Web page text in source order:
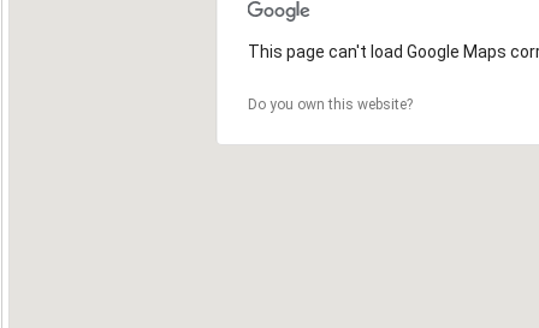
This page can't load Google Maps
Do you own this website?